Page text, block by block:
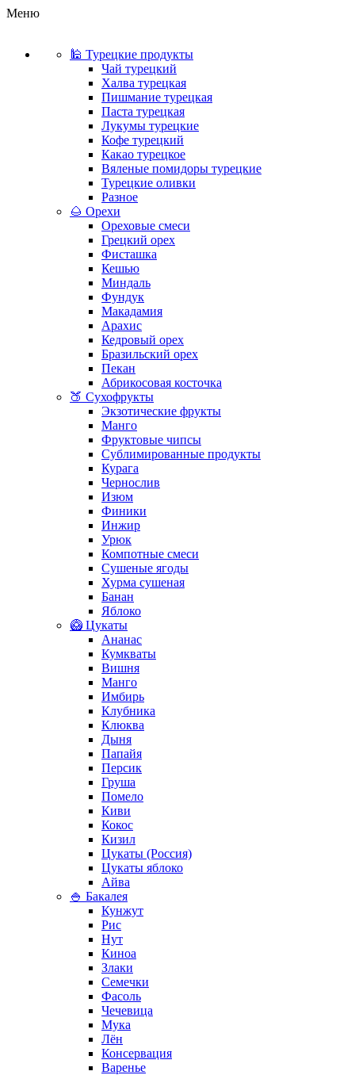
Меню
🕌 Турецкие продукты
Чай турецкий
Халва турецкая
Пишмание турецкая
Паста турецкая
Лукумы турецкие
Кофе турецкий
Какао турецкое
Вяленые помидоры турецкие
Турецкие оливки
Разное
🌰 Орехи
Ореховые смеси
Грецкий орех
Фисташка
Кешью
Миндаль
Фундук
Макадамия
Арахис
Кедровый орех
Бразильский орех
Пекан
Абрикосовая косточка
🍑 Сухофрукты
Экзотические фрукты
Манго
Фруктовые чипсы
Сублимированные продукты
Курага
Чернослив
Изюм
Финики
Инжир
Урюк
Компотные смеси
Сушеные ягоды
Хурма сушеная
Банан
Яблоко
🥝 Цукаты
Ананас
Кумкваты
Вишня
Манго
Имбирь
Клубника
Клюква
Дыня
Папайя
Персик
Груша
Помело
Киви
Кокос
Кизил
Цукаты (Россия)
Цукаты яблоко
Айва
🍚 Бакалея
Кунжут
Рис
Нут
Киноа
Злаки
Семечки
Фасоль
Чечевица
Мука
Лён
Консервация
Варенье